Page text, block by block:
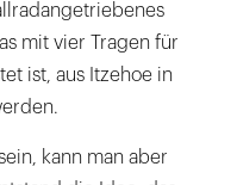
mit vier Tragen für
ist, aus Itzehoe in
kann man aber